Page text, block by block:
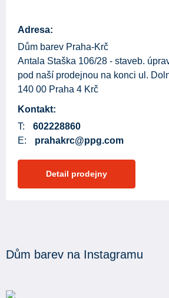
Adresa:
Dům barev Praha-Krč
Antala Staška 106/28 - staveb.
pod naší prodejnou na konci ul.
140 00 Praha 4 Krč
Kontakt:
T:
602228860
E:
prahakrc@ppg.com
Detail prodejny
Dům barev na Instagramu